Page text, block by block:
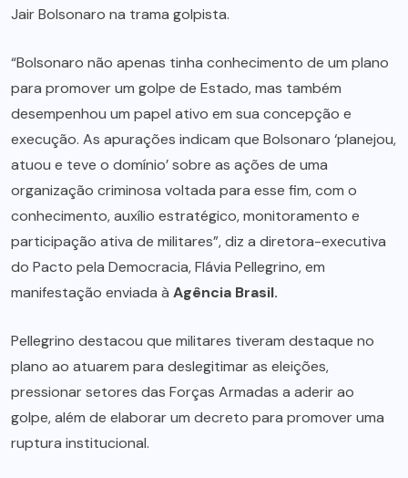
Jair Bolsonaro na trama golpista.
“Bolsonaro não apenas tinha conhecimento de um plano
para promover um golpe de Estado, mas também
desempenhou um papel ativo em sua concepção e
execução. As apurações indicam que Bolsonaro ‘planejou,
atuou e teve o domínio’ sobre as ações de uma
organização criminosa voltada para esse fim, com o
conhecimento, auxílio estratégico, monitoramento e
participação ativa de militares”, diz a diretora-executiva
do Pacto pela Democracia, Flávia Pellegrino, em
manifestação enviada à Agência Brasil.
Pellegrino destacou que militares tiveram destaque no
plano ao atuarem para deslegitimar as eleições,
pressionar setores das Forças Armadas a aderir ao
golpe, além de elaborar um decreto para promover uma
ruptura institucional.